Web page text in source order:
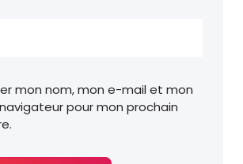
mon nom, mon e-mail et mon
pour mon prochain